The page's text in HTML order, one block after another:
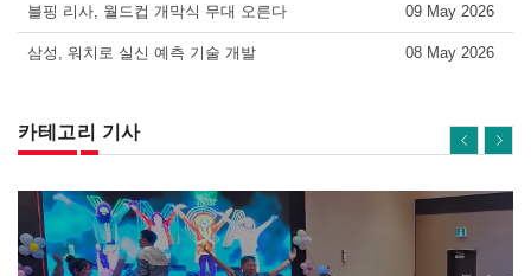
블핑 리사, 월드컵 개막식 무대 오른다 09 May 2026
삼성, 워치로 실신 예측 기술 개발 08 May 2026
카테고리 기사